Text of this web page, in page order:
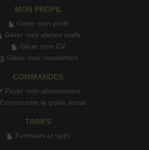
MON PROFIL
Gérer mon profil
Gérer mes alertes mails
Gérer mon CV
Gérer mes newsletters
COMMANDES
Payer mon abonnement
Commander le guide social
TARIFS
Formules et tarifs